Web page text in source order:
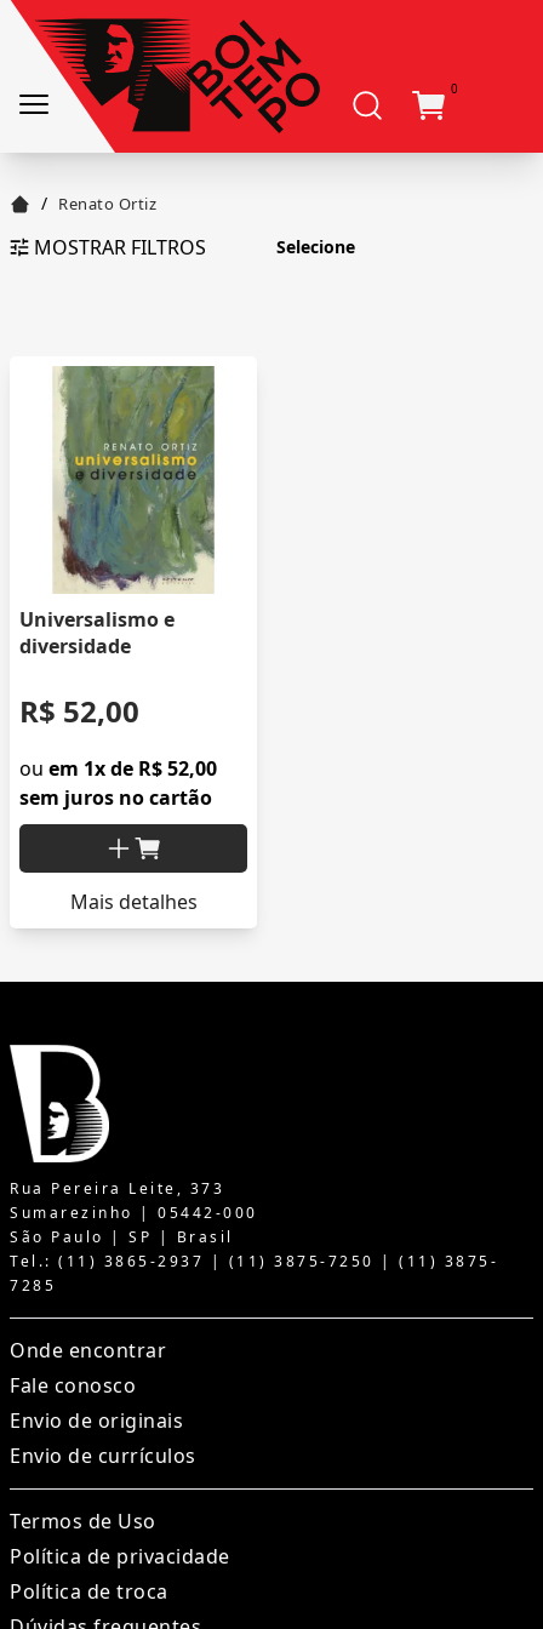
0
/ Renato Ortiz
MOSTRAR FILTROS
Universalismo e
diversidade
R$ 52,00
ou em 1x de R$ 52,00
sem juros no cartão
Mais detalhes
Rua Pereira Leite, 373
Sumarezinho | 05442-000
São Paulo | SP | Brasil
Tel.: (11) 3865-2937 | (11) 3875-7250 | (11) 3875-
7285
Onde encontrar
Fale conosco
Envio de originais
Envio de currículos
Termos de Uso
Política de privacidade
Política de troca